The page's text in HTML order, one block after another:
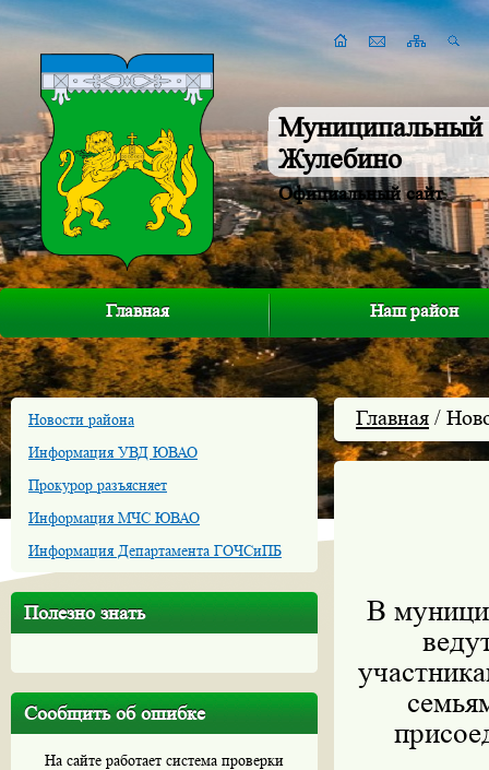
Муниципальный
Жулебино
Официальный сайт
Главная Наш район
Новости района
Информация УВД ЮВАО
Прокурор разъясняет
Информация МЧС ЮВАО
Информация Департамента ГОЧСиПБ
Полезно знать
Сообщить об ошибке
На сайте работает система проверки
Главная /
В